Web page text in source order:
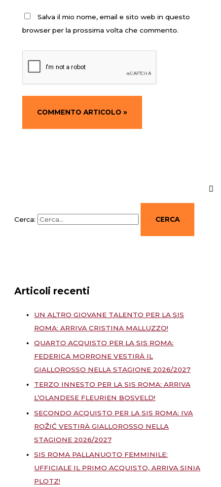
Salva il mio nome, email e sito web in questo
browser per la prossima volta che commento.
Cerca:
Articoli recenti
UN ALTRO GIOVANE TALENTO PER LA SIS
ROMA: ARRIVA CRISTINA MALLUZZO!
QUARTO ACQUISTO PER LA SIS ROMA:
FEDERICA MORRONE VESTIRÀ IL
GIALLOROSSO NELLA STAGIONE 2026/2027
TERZO INNESTO PER LA SIS ROMA: ARRIVA
L’OLANDESE FLEURIEN BOSVELD!
SECONDO ACQUISTO PER LA SIS ROMA: IVA
ROŽIĆ VESTIRÀ GIALLOROSSO NELLA
STAGIONE 2026/2027
SIS ROMA PALLANUOTO FEMMINILE:
UFFICIALE IL PRIMO ACQUISTO, ARRIVA SINIA
PLOTZ!